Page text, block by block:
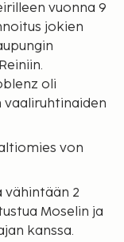
vuonna 9
jokien
oli
von
vähintään 2
Moselin ja
kanssa.